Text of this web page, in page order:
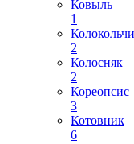
Ковыль
1
2
Колосняк
2
Кореопсис
3
Котовник
6